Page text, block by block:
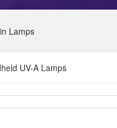
Lamps
UV-A Lamps